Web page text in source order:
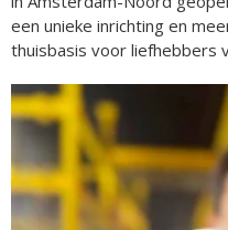
een unieke inrichting en
thuisbasis voor liefhebbers